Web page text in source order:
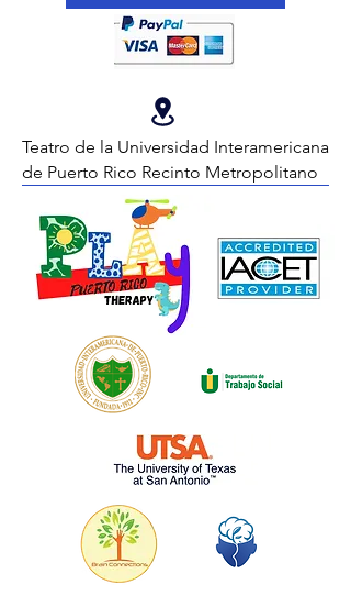
Teatro de la Universidad Interamericana
de Puerto Rico Recinto Metropolitano